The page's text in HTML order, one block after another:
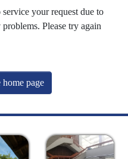
your request due to
Please try again
home page